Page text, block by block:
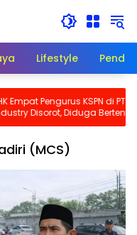
Lifestyle
Pengurus KSPN di PT
Disorot, Diduga
Perlindungan Hak Berserikat
(MCS)